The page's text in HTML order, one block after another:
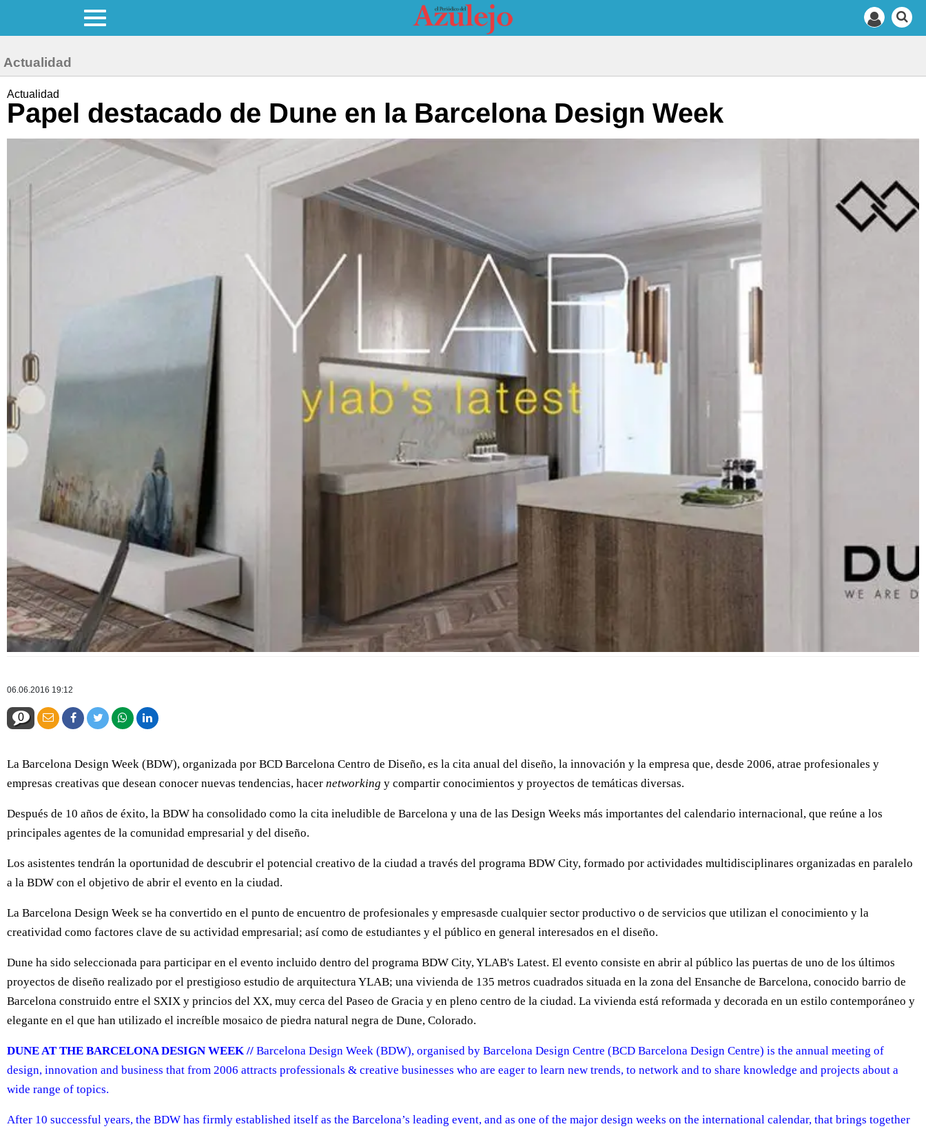
Actualidad
Actualidad
Papel destacado de Dune en la Barcelona Design Week
06.06.2016 19:12
0
La Barcelona Design Week (BDW), organizada por BCD Barcelona Centro de Diseño, es la cita anual del diseño, la innovación y la empresa que, desde 2006, atrae profesionales y
empresas creativas que desean conocer nuevas tendencias, hacer networking y compartir conocimientos y proyectos de temáticas diversas.
Después de 10 años de éxito, la BDW ha consolidado como la cita ineludible de Barcelona y una de las Design Weeks más importantes del calendario internacional, que reúne a los
principales agentes de la comunidad empresarial y del diseño.
Los asistentes tendrán la oportunidad de descubrir el potencial creativo de la ciudad a través del programa BDW City, formado por actividades multidisciplinares organizadas en paralelo
a la BDW con el objetivo de abrir el evento en la ciudad.
La Barcelona Design Week se ha convertido en el punto de encuentro de profesionales y empresasde cualquier sector productivo o de servicios que utilizan el conocimiento y la
creatividad como factores clave de su actividad empresarial; así como de estudiantes y el público en general interesados en el diseño.
Dune ha sido seleccionada para participar en el evento incluido dentro del programa BDW City, YLAB's Latest. El evento consiste en abrir al público las puertas de uno de los últimos
proyectos de diseño realizado por el prestigioso estudio de arquitectura YLAB; una vivienda de 135 metros cuadrados situada en la zona del Ensanche de Barcelona, conocido barrio de
Barcelona construido entre el SXIX y princios del XX, muy cerca del Paseo de Gracia y en pleno centro de la ciudad. La vivienda está reformada y decorada en un estilo contemporáneo y
elegante en el que han utilizado el increíble mosaico de piedra natural negra de Dune, Colorado.
DUNE AT THE BARCELONA DESIGN WEEK // Barcelona Design Week (BDW), organised by Barcelona Design Centre (BCD Barcelona Design Centre) is the annual meeting of
design, innovation and business that from 2006 attracts professionals & creative businesses who are eager to learn new trends, to network and to share knowledge and projects about a
wide range of topics.
After 10 successful years, the BDW has firmly established itself as the Barcelona’s leading event, and as one of the major design weeks on the international calendar, that brings together